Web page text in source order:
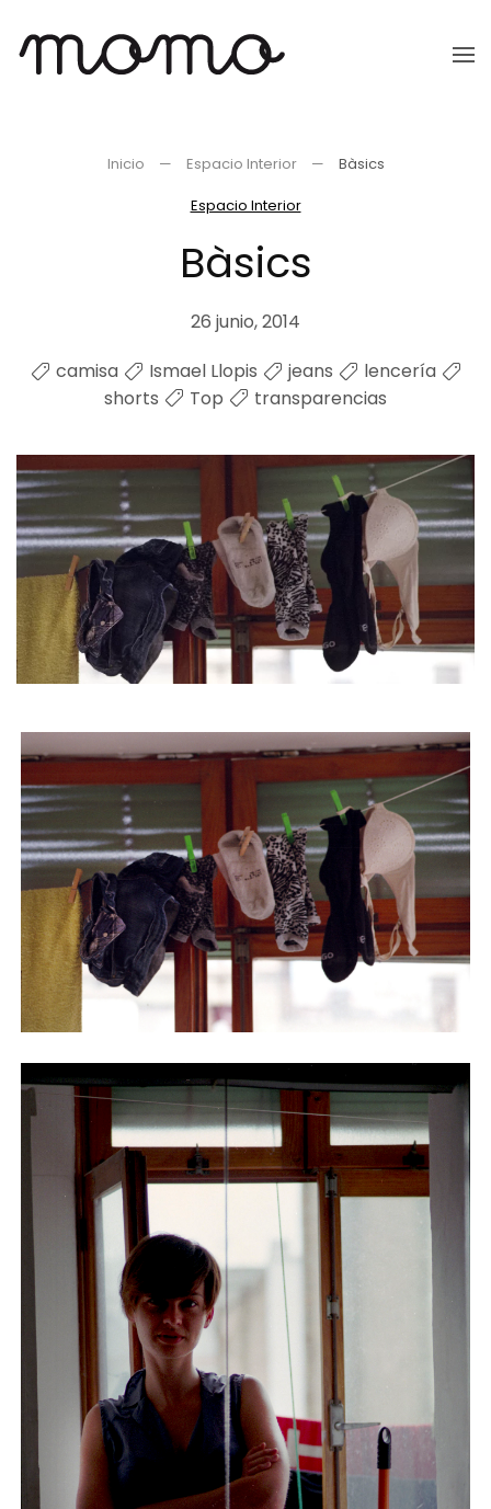
Ir
Inicio Espacio Interior
Bàsics
Espacio Interior
Bàsics
26 junio, 2014
camisa
Ismael Llopis jeans
lencería
shorts
Top transparencias